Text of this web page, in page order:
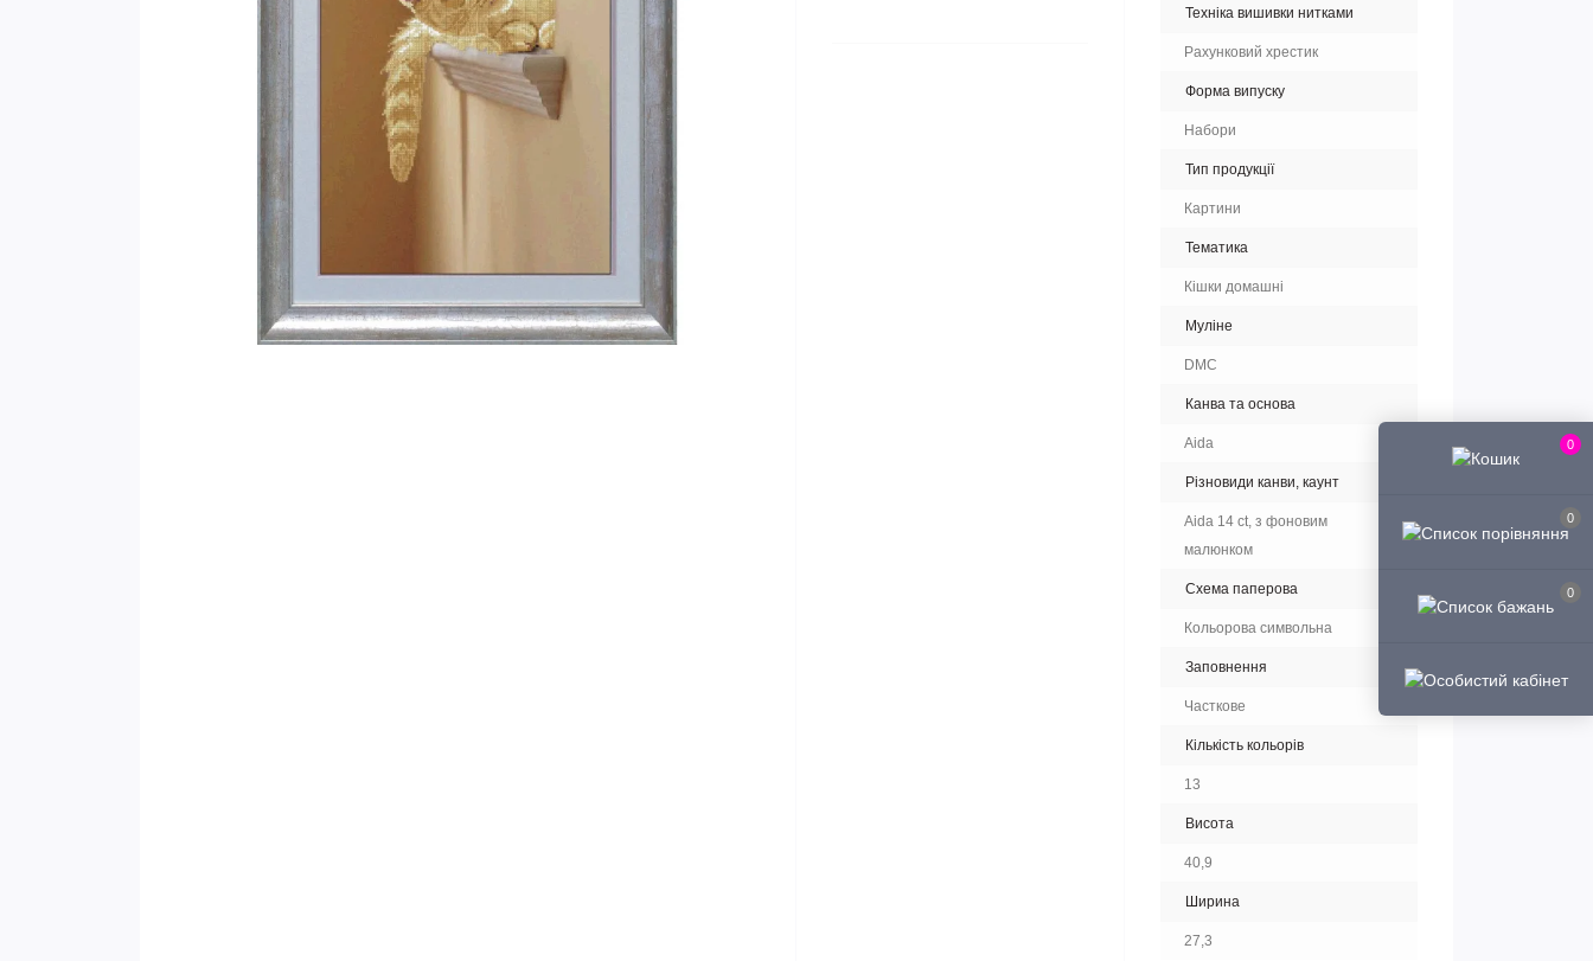
0
0
0
Техніка вишивки нитками
Рахунковий хрестик
Форма випуску
Набори
Тип продукції
Картини
Тематика
Кішки домашні
Муліне
DMC
Канва та основа
Aida
Різновиди канви, каунт
Aida 14 ct, з фоновим
малюнком
Схема паперова
Кольорова символьна
Заповнення
Часткове
Кількість кольорів
13
Висота
40,9
Ширина
27,3